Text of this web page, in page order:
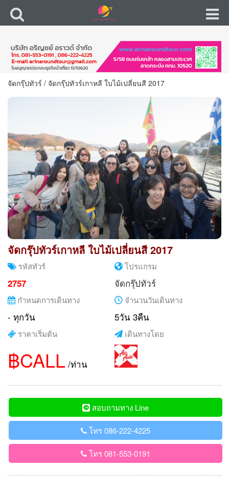
จัดกรุ๊ปทัวร์ / จัดกรุ๊ปทัวร์เกาหลี ใบไม้เปลี่ยนสี 2017
จัดกรุ๊ปทัวร์เกาหลี ใบไม้เปลี่ยนสี 2017
รหัสทัวร์
2757
โปรแกรม
จัดกรุ๊ปทัวร์
กำหนดการเดินทาง
- ทุกวัน
จำนวนวันเดินทาง
5วัน 3คืน
ราคาเริ่มต้น
฿CALL /ท่าน
เดินทางโดย
สอบถามทาง Line
โทร 086-222-4225
โทร 081-553-0191